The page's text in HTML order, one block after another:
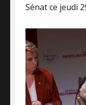
Sénat ce jeudi